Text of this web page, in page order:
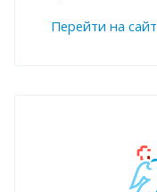
Перейти на сайт